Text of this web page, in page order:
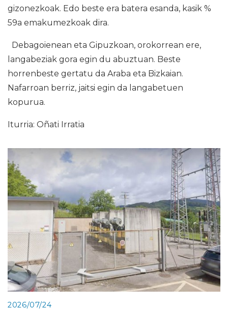
gizonezkoak. Edo beste era batera esanda, kasik %
59a emakumezkoak dira.
Debagoienean eta Gipuzkoan, orokorrean ere,
langabeziak gora egin du abuztuan. Beste
horrenbeste gertatu da Araba eta Bizkaian.
Nafarroan berriz, jaitsi egin da langabetuen
kopurua.
Iturria: Oñati Irratia
2026/07/24